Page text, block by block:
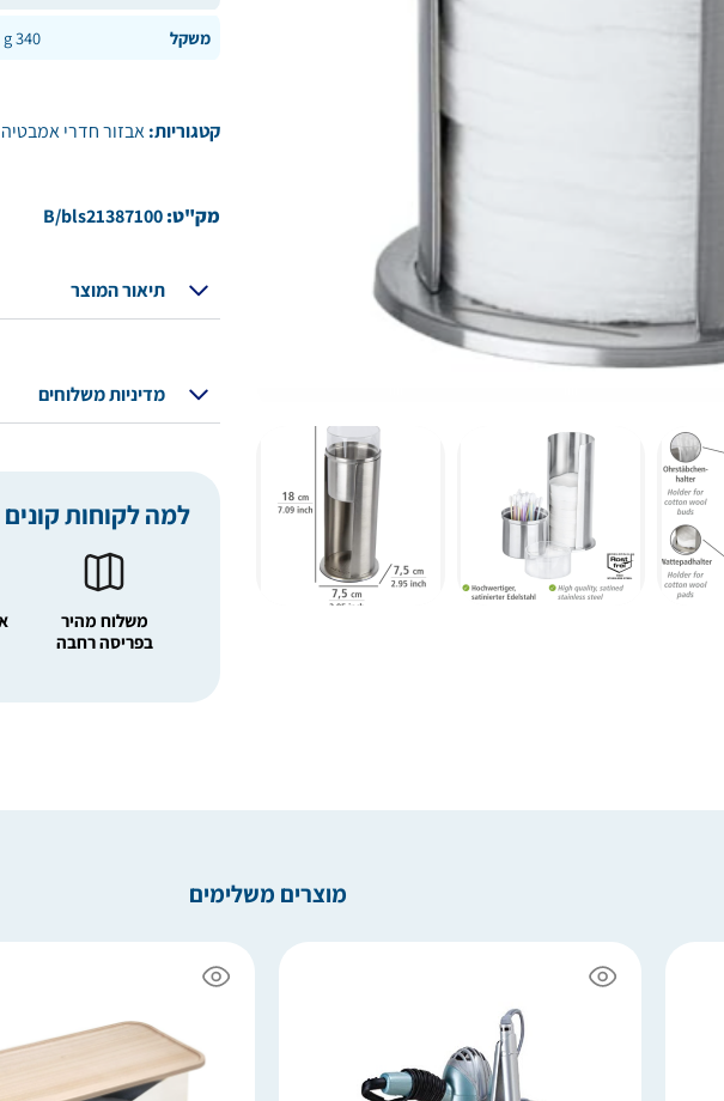
משקל 340 g
קטגוריות:אבזור חדרי אמבטיה
מק"ט:B/bls21387100
תיאור המוצר
מדיניות משלוחים
למה לקוחות
משלוח מהיר
בפריסה רחבה
מוצרים משלימים